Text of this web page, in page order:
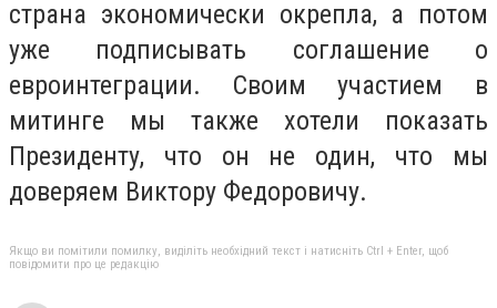
страна экономически окрепла, а потом
уже подписывать соглашение о
евроинтеграции. Своим участием в
митинге мы также хотели показать
Президенту, что он не один, что мы
доверяем Виктору Федоровичу.
Якщо ви помітили помилку, виділіть необхідний текст і натисніть Ctrl + Enter, щоб
повідомити про це редакцію